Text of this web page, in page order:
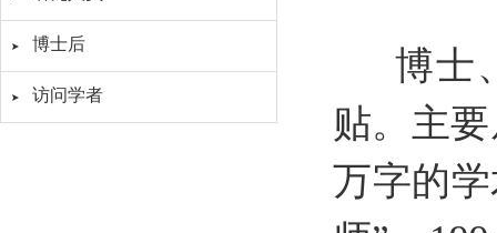
博士后
访问学者
博士、
贴。主
万字的